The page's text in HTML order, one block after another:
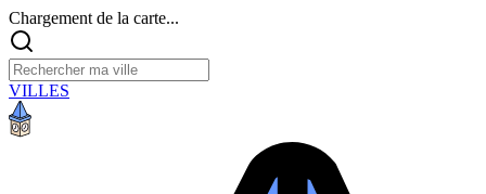
Chargement de la carte...
VILLES